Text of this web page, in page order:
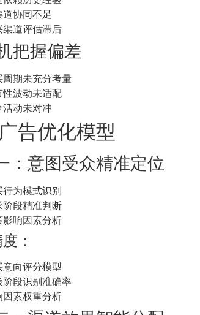
道协同不足
渠道评估滞后
把握偏差
周期未充分考量
性波动未适配
活动未对冲
告优化模型
：意图受众精准定位
行为模式识别
阶段精准判断
影响因素分析
：
意向评分模型
阶段识别准确率
因素权重分析